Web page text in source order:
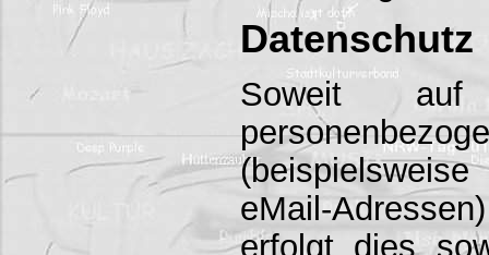
Datenschutz
Soweit auf
eMail-
erfolgt dies